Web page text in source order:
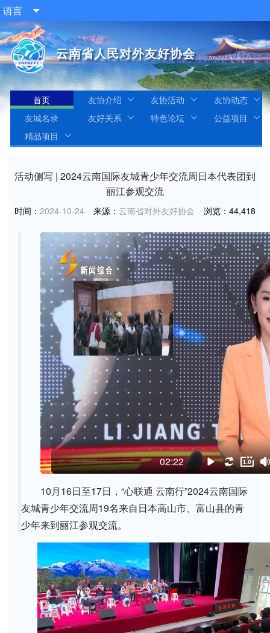
语言 
云南省人民对外友好协会
首页 友协介绍 友协活动
友协动态
友城名录
友好关系 特色论坛
公益项目
精品项目
活动侧写 | 2024云南国际友城青少年交流周日本代表团到
丽江参观交流
时间： 2024-10-24 来源： 云南省对外友好协会 浏览： 44,418
02:22
10月16日至17日，“心联通 云南行”2024云南国际
友城青少年交流周19名来自日本高山市、富山县的青
少年来到丽江参观交流。